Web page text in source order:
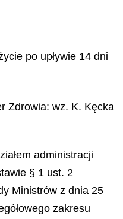
po upływie 14 dni
Zdrowia: wz. K. Kęcka
administracji
§ 1 ust. 2
Ministrów z dnia 25
zakresu